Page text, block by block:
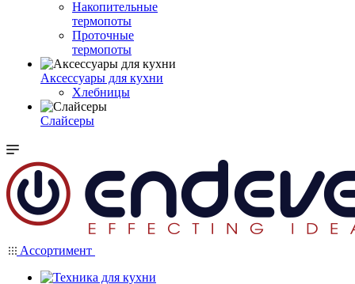
Накопительные
термопоты
Проточные
термопоты
Аксессуары для кухни
Хлебницы
Слайсеры
Ассортимент